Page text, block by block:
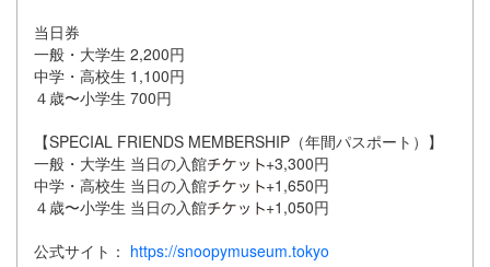
当日券
一般・大学生 2,200円
中学・高校生 1,100円
４歳〜小学生 700円
【SPECIAL FRIENDS MEMBERSHIP（年間パスポート）】
一般・大学生 当日の入館
+3,300円
中学・高校生 当日の入館
+1,650円
４歳〜小学生 当日の入館
+1,050円
公式サイト： https://snoopymuseum.tokyo